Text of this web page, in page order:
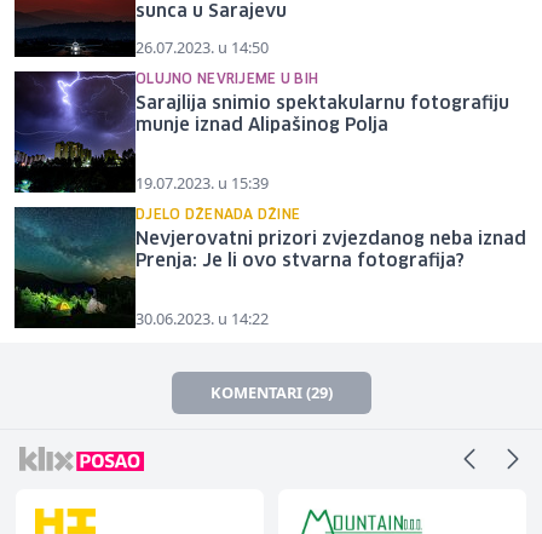
sunca u Sarajevu
26.07.2023. u 14:50
OLUJNO NEVRIJEME U BIH
Sarajlija snimio spektakularnu fotografiju
munje iznad Alipašinog Polja
19.07.2023. u 15:39
DJELO DŽENADA DŽINE
Nevjerovatni prizori zvjezdanog neba iznad
Prenja: Je li ovo stvarna fotografija?
30.06.2023. u 14:22
KOMENTARI (29)